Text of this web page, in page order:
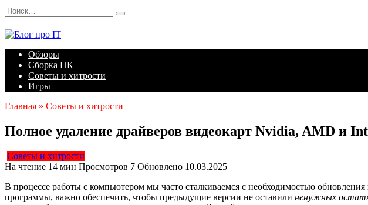
Перейти
к
содержанию
Search
for:
Обзоры
Сборка ПК
Советы и хитрости
Игры
Главная » Советы и хитрости
Полное удаление драйверов видеокарт Nvidia, AMD и
Советы и хитрости
На чтение 14 мин Просмотров 7 Обновлено 10.03.2025
В процессе работы с компьютером мы часто сталкиваемся с необходимостью
программы, важно обеспечить, чтобы предыдущие версии не оставили ненужных